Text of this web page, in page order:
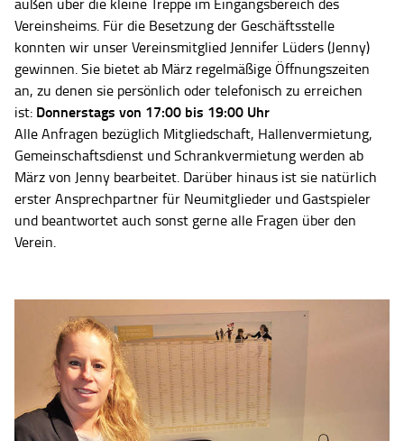
außen über die kleine Treppe im Eingangsbereich des
Vereinsheims. Für die Besetzung der Geschäftsstelle
konnten wir unser Vereinsmitglied Jennifer Lüders (Jenny)
gewinnen. Sie bietet ab März regelmäßige Öffnungszeiten
an, zu denen sie persönlich oder telefonisch zu erreichen
ist: Donnerstags von 17:00 bis 19:00 Uhr
Alle Anfragen bezüglich Mitgliedschaft, Hallenvermietung,
Gemeinschaftsdienst und Schrankvermietung werden ab
März von Jenny bearbeitet. Darüber hinaus ist sie natürlich
erster Ansprechpartner für Neumitglieder und Gastspieler
und beantwortet auch sonst gerne alle Fragen über den
Verein.